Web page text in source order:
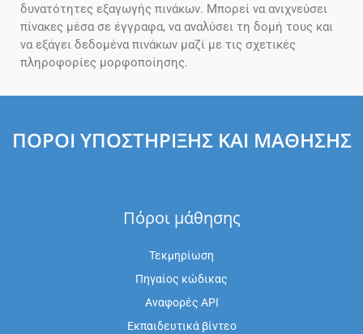
δυνατότητες εξαγωγής πινάκων. Μπορεί να ανιχνεύσει
πίνακες μέσα σε έγγραφα, να αναλύσει τη δομή τους και
να εξάγει δεδομένα πινάκων μαζί με τις σχετικές
πληροφορίες μορφοποίησης.
ΠΌΡΟΙ ΥΠΟΣΤΉΡΙΞΗΣ ΚΑΙ ΜΆΘΗΣΗΣ
Πόροι μάθησης
Τεκμηρίωση
Πηγαίος κώδικας
Αναφορές API
Εκπαιδευτικά βίντεο